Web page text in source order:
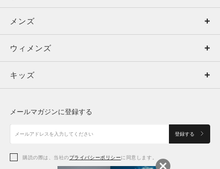
メンズ
ウィメンズ
キッズ
アクセサリー
メンズ
トップス
ボトムス
アクセサリー
ウィメンズ
トップス
シューズ
アクセサリー
キッズ
シューズ
メールマガジンに登録する
登録する
購読の際は、当社のプライバシーポリシーに同意します。